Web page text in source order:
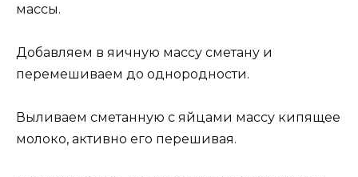
массы.
Добавляем в яичную массу сметану и
перемешиваем до однородности.
Выливаем сметанную с яйцами массу кипящее
молоко, активно его перешивая.